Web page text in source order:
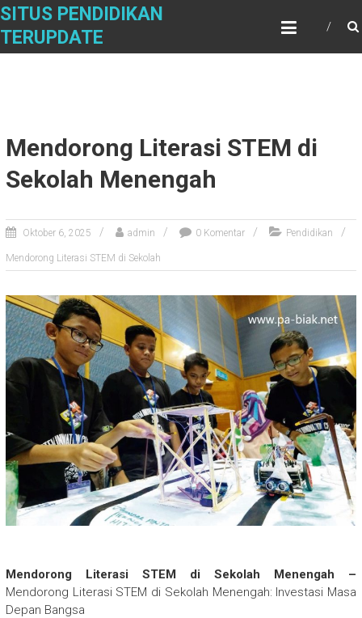
Skip
content
SITUS PENDIDIKAN
TERUPDATE
Mendorong Literasi STEM di
Sekolah Menengah
Oktober 6, 2025 admin 0 Komentar Pendidikan
Mendorong Literasi STEM di Sekolah
Mendorong Literasi STEM di Sekolah Menengah –
Mendorong Literasi STEM di Sekolah Menengah: Investasi Masa
Depan Bangsa